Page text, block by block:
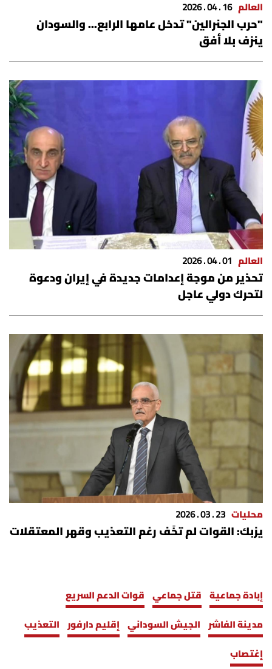
العالم 16 . 04 . 2026
"حرب الجنرالين" تدخل عامها الرابع... والسودان
ينزف بلا أفق
العالم 01 . 04 . 2026
تحذير من موجة إعدامات جديدة في إيران ودعوة
لتحرك دولي عاجل
محليات 23 . 03 . 2026
يزبك: القوات لم تخَف رغم التعذيب وقهر المعتقلات
إبادة جماعية قتل جماعي قوات الدعم السريع
مدينة الفاشر الجيش السوداني إقليم دارفور التعذيب
إغتصاب